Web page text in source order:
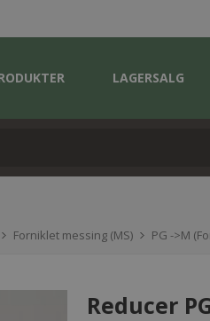
LAGERSALG
Forniklet messing (MS) PG ->M
Reducer